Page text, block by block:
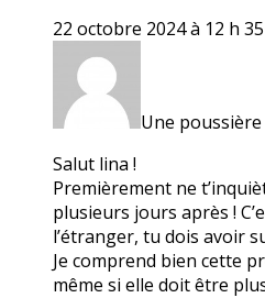
22 octobre 2024 à 12 h
Une
Salut lina !
Premièrement ne
plusieurs jours après !
l’étranger, tu dois avoir
Je comprend bien cette
même si elle doit être